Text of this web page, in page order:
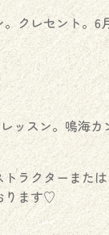
クレセント。6
ッスン。鳴海カ
トラクターまた
ります♡